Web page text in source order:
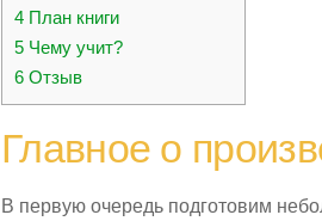
4 План книги
5 Чему учит?
6 Отзыв
Главное о
В первую очередь подготовим